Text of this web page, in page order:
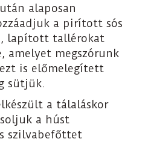
alaposan
a pirított sós
lapított tallérokat
amelyet megszórunk
is előmelegített
sütjük.
a tálaláskor
a húst
szilvabefőttet